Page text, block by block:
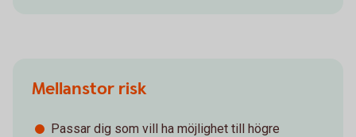
Mellanstor risk
Passar dig som vill ha möjlighet till högre